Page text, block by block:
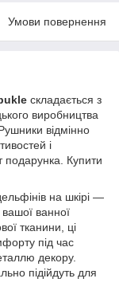
Умови повернення
складається з
виробництва
відмінно
і
подарунка. Купити
на шкірі —
ванної
тканини, ці
під час
декору.
підійдуть для